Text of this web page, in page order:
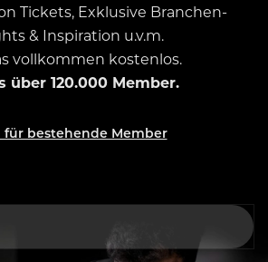
Tickets, Exklusive Branchen-
& Inspiration u.v.m.
vollkommen kostenlos.
über 120.000 Member.
für bestehende Member